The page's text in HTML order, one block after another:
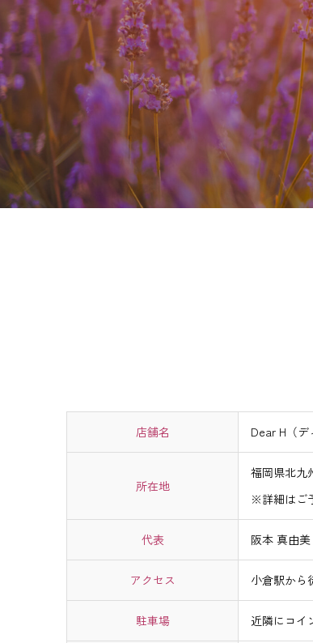
店舗名 Dear H（デ
所在地
福岡県北九
※詳細はご
代表 阪本 真由美
アクセス 小倉駅から
駐車場 近隣にコイ